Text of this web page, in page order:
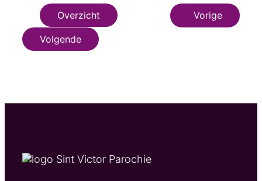
Overzicht Vorige
Volgende